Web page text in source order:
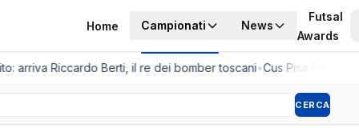
Home Campionati News
Futsal
Awards
arriva Riccardo Berti, il re dei bomber toscani•Cus Pisa
CERCA